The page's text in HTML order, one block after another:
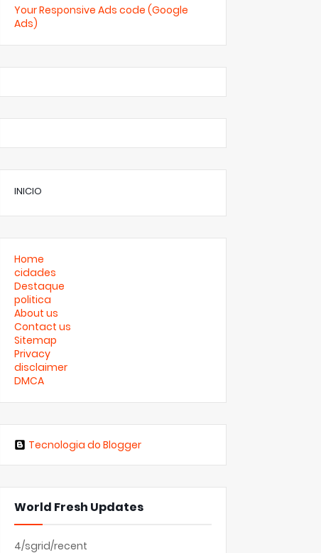
Your Responsive Ads code (Google
Ads)
INICIO
Home
cidades
Destaque
politica
About us
Contact us
Sitemap
Privacy
disclaimer
DMCA
Tecnologia do Blogger
World Fresh Updates
4/sgrid/recent